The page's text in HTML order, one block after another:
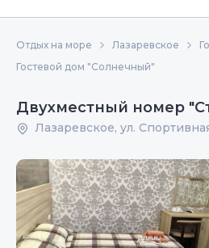
Отдых на море Лазаревское
Гостевой дом "Солнечный"
Двухместный номер
Лазаревское, ул.